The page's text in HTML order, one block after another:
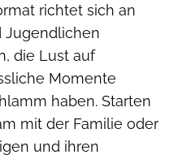
richtet sich an
Jugendlichen
die Lust auf
Momente
haben. Starten
mit der Familie oder
und ihren